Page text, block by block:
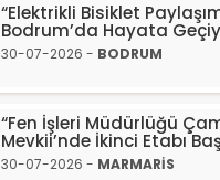
“Elektrikli Bisiklet
Bodrum’da Hayata
30-07-2026 - BODRUM
“Fen İşleri Müdürlüğü
Mevkii’nde İkinci Etabı
30-07-2026 - MARMARİS